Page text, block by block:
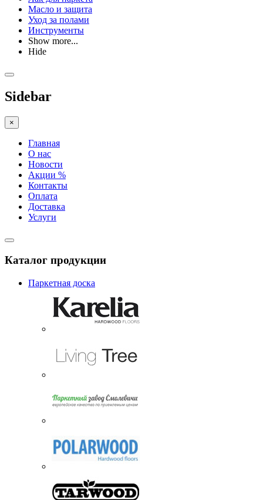
Масло и защита
Уход за полами
Инструменты
Show more...
Hide
Sidebar
×
Главная
О нас
Новости
Акции %
Контакты
Оплата
Доставка
Услуги
Каталог продукции
Паркетная доска